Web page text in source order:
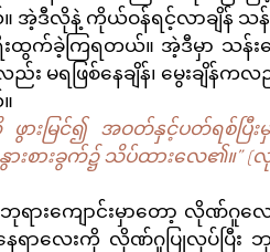
အဲ့ဒီလိုနဲ့ ကိုယ်ဝန်ရင့်လာချိန် သ
ထွက်ခဲ့ကြရတယ်။ အဲ့ဒီမှာ သန်းခ
မရဖြစ်နေချိန်၊ မွေးချိန်ကလ
ဖွားမြင်၍ အဝတ်နှင့်ပတ်ရစ်
းစားခွက်၌ သိပ်ထားလေ၏။” (လု
ဘုရားကျောင်းမှာတော့ လိုဏ်ဂူလ
ရာလေးကို လိုဏ်ဂူပြုလုပ်ပြီး ဘု